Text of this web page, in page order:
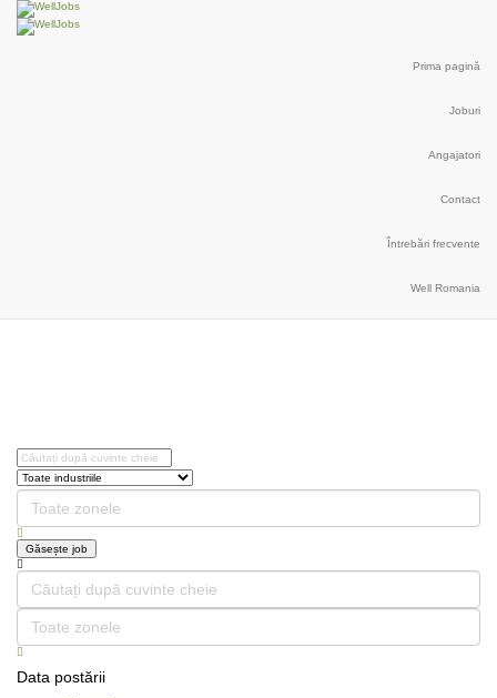
Prima pagină
Joburi
Angajatori
Contact
Întrebări frecvente
Well Romania
Data postării